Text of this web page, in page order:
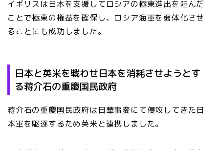
イギリスは日本を支援してロシアの極東進出を阻んだ
ことで極東の権益を確保し、ロシア海軍を弱体化させ
ることにも成功しました。
日本と英米を戦わせ日本を消耗させようとす
る蒋介石の重慶国民政府
蒋介石の重慶国民政府は日華事変にて侵攻してきた日
本軍を駆逐するため英米と連携しました。